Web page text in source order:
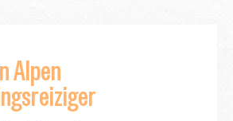
Alpen